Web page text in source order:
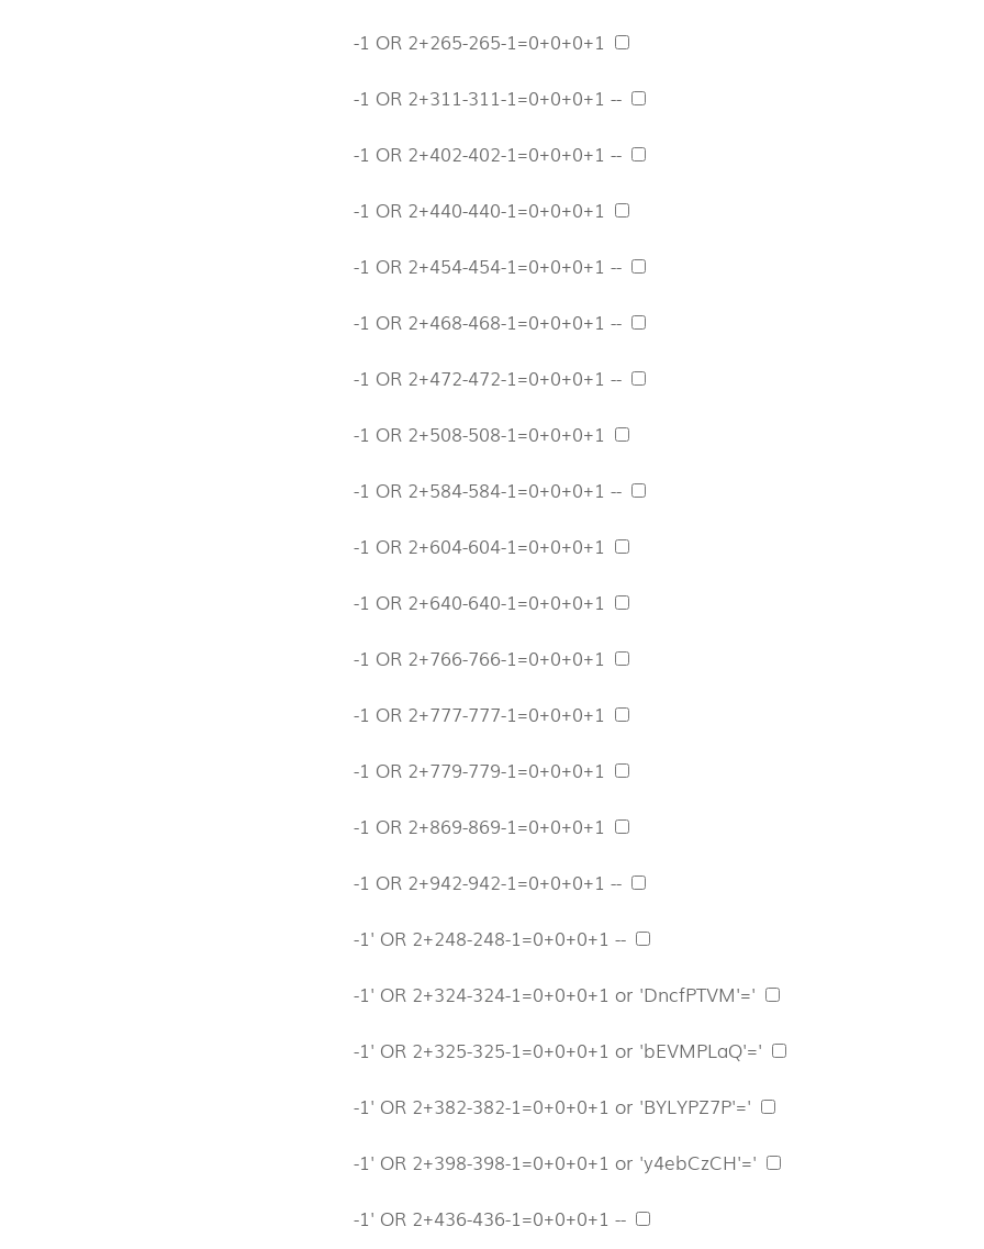
-1 OR 2+265-265-1=0+0+0+1
-1 OR 2+311-311-1=0+0+0+1 --
-1 OR 2+402-402-1=0+0+0+1 --
-1 OR 2+440-440-1=0+0+0+1
-1 OR 2+454-454-1=0+0+0+1 --
-1 OR 2+468-468-1=0+0+0+1 --
-1 OR 2+472-472-1=0+0+0+1 --
-1 OR 2+508-508-1=0+0+0+1
-1 OR 2+584-584-1=0+0+0+1 --
-1 OR 2+604-604-1=0+0+0+1
-1 OR 2+640-640-1=0+0+0+1
-1 OR 2+766-766-1=0+0+0+1
-1 OR 2+777-777-1=0+0+0+1
-1 OR 2+779-779-1=0+0+0+1
-1 OR 2+869-869-1=0+0+0+1
-1 OR 2+942-942-1=0+0+0+1 --
-1' OR 2+248-248-1=0+0+0+1 --
-1' OR 2+324-324-1=0+0+0+1 or 'DncfPTVM'='
-1' OR 2+325-325-1=0+0+0+1 or 'bEVMPLaQ'='
-1' OR 2+382-382-1=0+0+0+1 or 'BYLYPZ7P'='
-1' OR 2+398-398-1=0+0+0+1 or 'y4ebCzCH'='
-1' OR 2+436-436-1=0+0+0+1 --